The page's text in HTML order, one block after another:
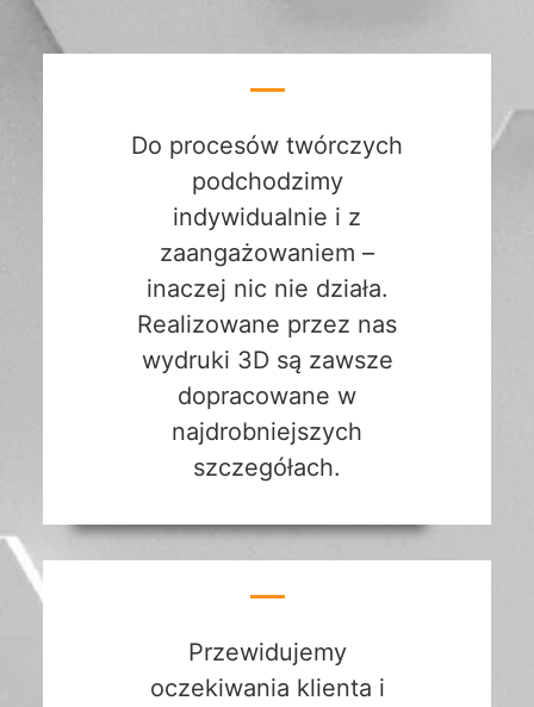
Do procesów twórczych
podchodzimy
indywidualnie i z
zaangażowaniem –
inaczej nic nie działa.
Realizowane przez nas
wydruki 3D są zawsze
dopracowane w
najdrobniejszych
szczegółach.
Przewidujemy
oczekiwania klienta i